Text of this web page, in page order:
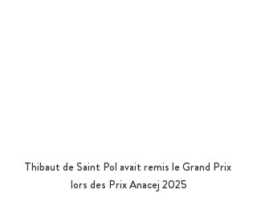
Thibaut de Saint Pol avait remis le Grand Prix
lors des Prix Anacej 2025